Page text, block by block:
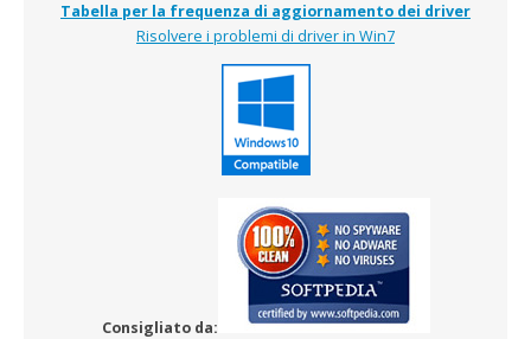
Tabella per la frequenza di aggiornamento dei driver
Risolvere i problemi di driver in Win7
Consigliato da: